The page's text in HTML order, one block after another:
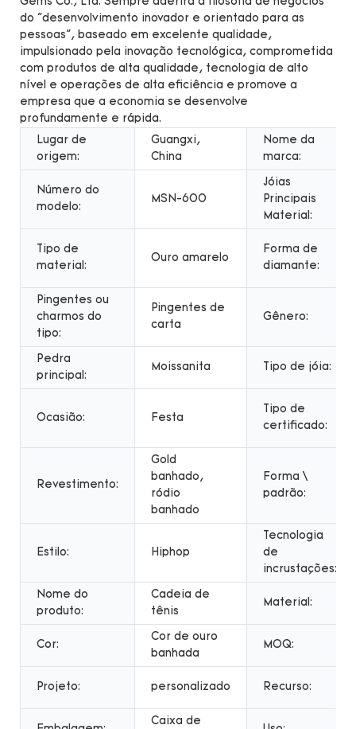
do "desenvolvimento inovador e orientado para as
pessoas", baseado em excelente qualidade,
impulsionado pela inovação tecnológica, comprometida
com produtos de alta qualidade, tecnologia de alto
nível e operações de alta eficiência e promove a
empresa que a economia se desenvolve
profundamente e rápida.
Lugar de
origem:
Guangxi,
China
Nome da
marca:
Número do
modelo:
MSN-600
Jóias
Principais
Material:
Tipo de
material:
Ouro amarelo
Forma de
diamante:
Pingentes ou
charmos do
tipo:
Pingentes de
carta
Gênero:
Pedra
principal:
Moissanita Tipo de jóia:
Ocasião: Festa
Tipo de
certificado:
Revestimento:
Gold
banhado,
ródio
banhado
Forma \
padrão:
Estilo: Hiphop
Tecnologia
de
incrustações:
Nome do
produto:
Cadeia de
tênis
Material:
Cor:
Cor de ouro
banhada
MOQ:
Projeto: personalizado Recurso:
Caixa de